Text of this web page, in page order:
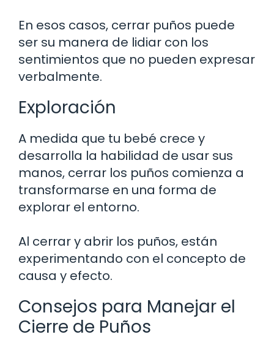
En esos casos, cerrar puños puede
ser su manera de lidiar con los
sentimientos que no pueden expresar
verbalmente.
Exploración
A medida que tu bebé crece y
desarrolla la habilidad de usar sus
manos, cerrar los puños comienza a
transformarse en una forma de
explorar el entorno.
Al cerrar y abrir los puños, están
experimentando con el concepto de
causa y efecto.
Consejos para Manejar el
Cierre de Puños